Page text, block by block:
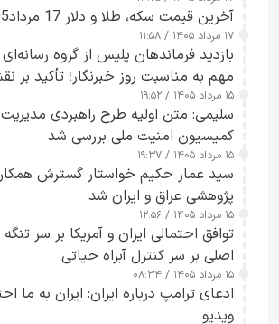
آخرین قیمت سکه، طلا و دلار 17 مرداد1405
۱۷ مرداد ۱۴۰۵ / ۱۱:۵۸
بازدید فرماندهان پلیس از گروه
مهم به مناسبت روز خبرنگار؛ تأکید بر
تقویت امنیت و اعتماد عمومی
۱۵ مرداد ۱۴۰۵ / ۱۹:۵۲
سلیمی: متن اولیه طرح راهبردی
کمیسیون امنیت ملی بررسی شد
۱۵ مرداد ۱۴۰۵ / ۱۹:۳۷
سید عمار حکیم خواستار گسترش
پژوهشی عراق و ایران شد
۱۵ مرداد ۱۴۰۵ / ۱۲:۵۶
توافق احتمالی ایران و آمریکا بر سر
اصلی بر سر کنترل آبراه حیاتی
۱۵ مرداد ۱۴۰۵ / ۰۸:۳۴
ادعای ترامپ درباره ایران: ایران به ما
ویدیو